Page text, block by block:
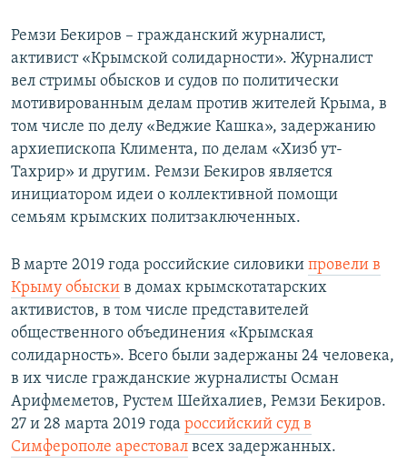
Ремзи Бекиров – гражданский журналист,
активист «Крымской солидарности». Журналист
вел стримы обысков и судов по политически
мотивированным делам против жителей Крыма, в
том числе по делу «Веджие Кашка», задержанию
архиепископа Климента, по делам «Хизб ут-
Тахрир» и другим. Ремзи Бекиров является
инициатором идеи о коллективной помощи
семьям крымских политзаключенных.
В марте 2019 года российские силовики провели в
Крыму обыски в домах крымскотатарских
активистов, в том числе представителей
общественного объединения «Крымская
солидарность». Всего были задержаны 24 человека,
в их числе гражданские журналисты Осман
Арифмеметов, Рустем Шейхалиев, Ремзи Бекиров.
27 и 28 марта 2019 года российский суд в
Симферополе арестовал всех задержанных.​